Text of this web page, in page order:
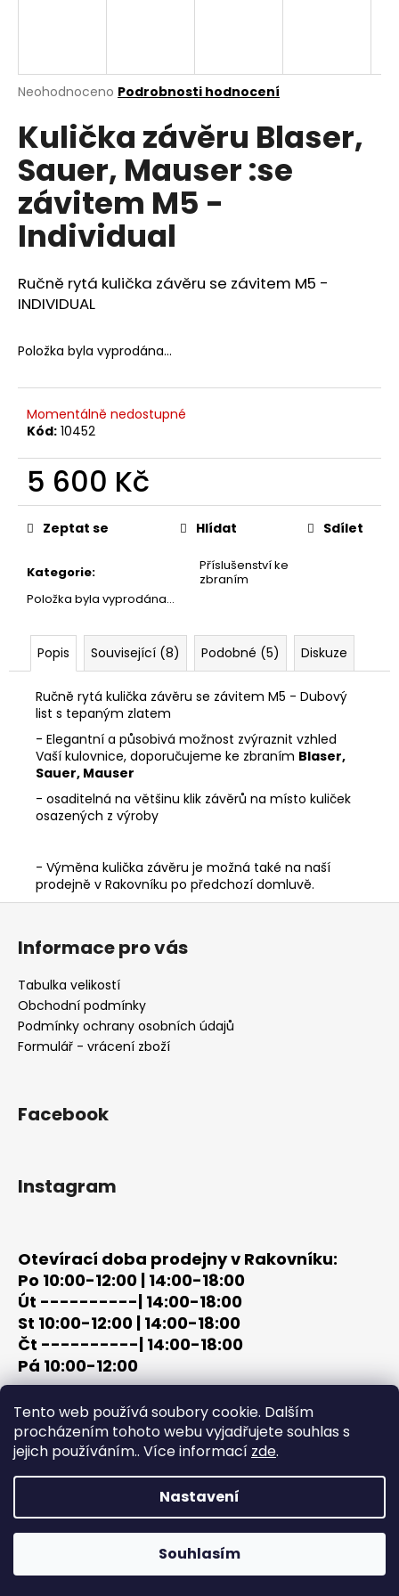
Tento web používá soubory cookie. Dalším
procházením tohoto webu vyjadřujete souhlas s
jejich používáním.. Více informací zde.
Nastavení
Souhlasím
Průměrné
produktu
je
0,0
z
5
hvězdiček.
Neohodnoceno Podrobnosti hodnocení
Kulička závěru Blaser,
Sauer, Mauser :se
závitem M5 -
Individual
Ručně rytá kulička závěru se závitem M5 -
INDIVIDUAL
Položka byla vyprodána…
Momentálně nedostupné
Kód: 10452
5 600 Kč
Měrná
cena:
Kategorie:
Příslušenství ke
zbraním
Položka byla vyprodána…
Zeptat se Hlídat Sdílet
Popis Související (8) Podobné (5) Diskuze
Ručně rytá kulička závěru se závitem M5 - Dubový
list s tepaným zlatem
- Elegantní a působivá možnost zvýraznit vzhled
Vaší kulovnice, doporučujeme ke zbraním Blaser,
Sauer, Mauser
- osaditelná na většinu klik závěrů na místo kuliček
osazených z výroby
- Výměna kulička závěru je možná také na naší
prodejně v Rakovníku po předchozí domluvě.
í
t
HLEDAT
D
o
o
r
u
u
e
m
e
POUKAZ
(DO
POZNÁMKY
OBDAROVANÉHO)
500
Z
Informace pro vás
Tabulka velikostí
Obchodní podmínky
Podmínky ochrany osobních údajů
Formulář - vrácení zboží
Facebook
Instagram
Otevírací doba prodejny v Rakovníku:
Po 10:00-12:00 | 14:00-18:00
Út ----------| 14:00-18:00
St 10:00-12:00 | 14:00-18:00
Čt ----------| 14:00-18:00
Pá 10:00-12:00
tel: +420 603 320 859
email: terc-zbrane@seznam.cz
Copyright 2026PROCHÁZKA | OUTDOOR - LOV. Všechna
práva vyhrazena.Upravit nastavení cookies